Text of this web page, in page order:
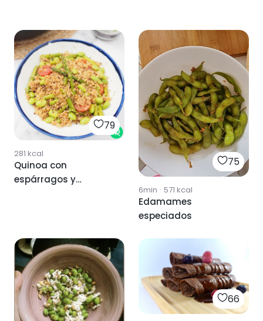
79
281 kcal
Quinoa con
espárragos y
75
6min · 571 kcal
Edamames
especiados
66